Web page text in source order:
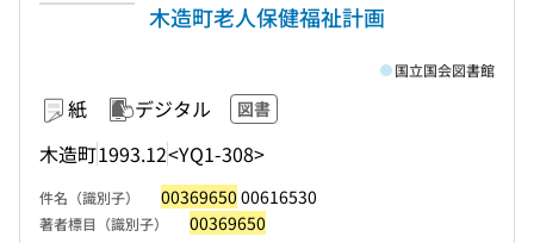
木造町老人保健福祉計画
紙 デジタル 図書
木造町1993.12<YQ1-308>
国立国会図書館
件名（識別子） 00369650 00616530
著者標目（識別子） 00369650